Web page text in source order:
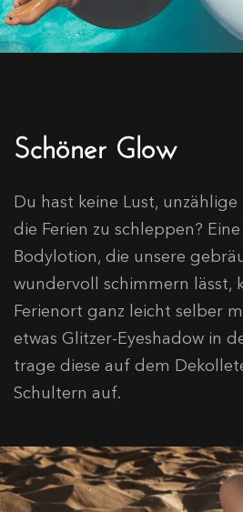
Schöner Glow
Du hast keine Lust,
die Ferien zu schleppen?
Bodylotion, die unsere
wundervoll schimmern lässt,
Ferienort ganz leicht selber
etwas Glitzer-Eyeshadow in
trage diese auf dem
Schultern auf.